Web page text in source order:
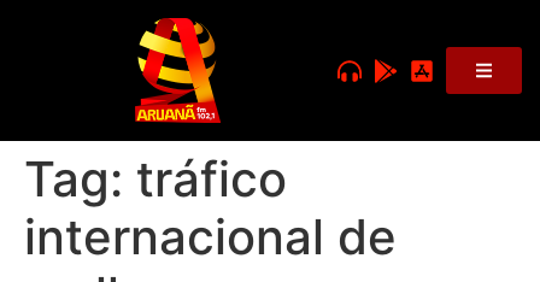
Tag: tráfico
internacional de